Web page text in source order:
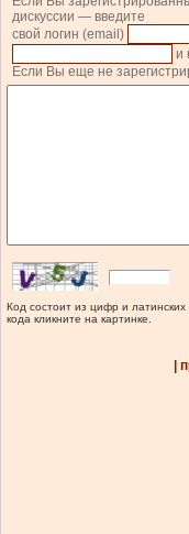
дискуссии — введите
свой логин (email)
и
Если Вы еще не
Код состоит из цифр и
кода кликните на картинке.
|